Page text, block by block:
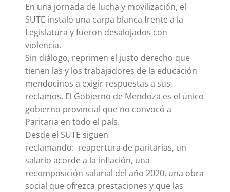
En una jornada de lucha y movilización, el
SUTE instaló una carpa blanca frente a la
Legislatura y fueron desalojados con
violencia.
Sin diálogo, reprimen el justo derecho que
tienen las y los trabajadores de la educación
mendocinos a exigir respuestas a sus
reclamos. El Gobierno de Mendoza es el único
gobierno provincial que no convocó a
Paritaria en todo el país.
Desde el SUTE siguen
reclamando: reapertura de paritarias, un
salario acorde a la inflación, una
recomposición salarial del año 2020, una obra
social que ofrezca prestaciones y que las